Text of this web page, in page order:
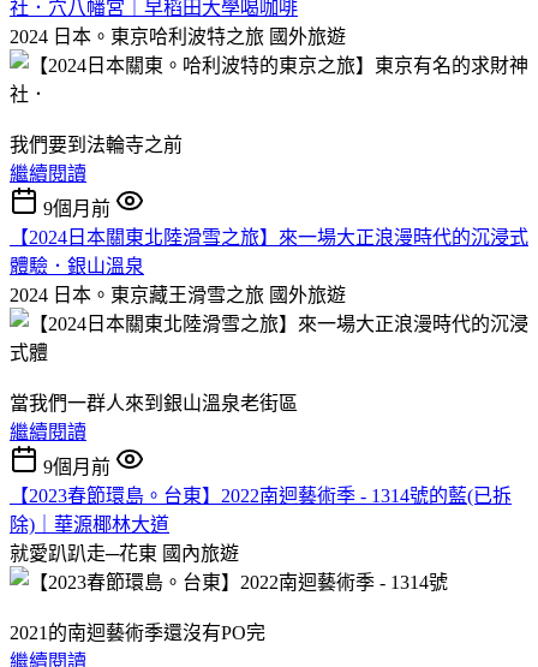
社．穴八幡宮｜早稻田大學喝咖啡
2024 日本。東京哈利波特之旅 國外旅遊
我們要到法輪寺之前
繼續閱讀
9個月前
【2024日本關東北陸滑雪之旅】來一場大正浪漫時代的沉浸式
體驗．銀山溫泉
2024 日本。東京藏王滑雪之旅 國外旅遊
當我們一群人來到銀山溫泉老街區
繼續閱讀
9個月前
【2023春節環島。台東】2022南迴藝術季 - 1314號的藍(已拆
除)｜華源椰林大道
就愛趴趴走─花東 國內旅遊
2021的南迴藝術季還沒有PO完
繼續閱讀